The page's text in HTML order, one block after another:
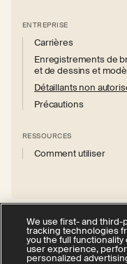
ENTREPRISE
Carrières
Enregistrements de
et de dessins et
Détaillants non
Précautions
RESSOURCES
Comment utiliser
InstagramFacebook
X
(Twitter)
We use first- and
tracking technologies
you the full
user experience,
personalized